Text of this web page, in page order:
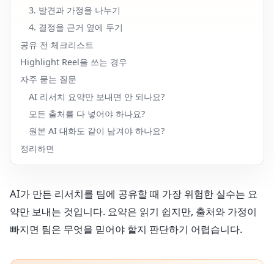
3. 발견과 가정을 나누기
4. 결정을 근거 옆에 두기
공유 전 체크리스트
Highlight Reel을 쓰는 경우
자주 묻는 질문
AI 리서치 요약만 보내면 안 되나요?
모든 출처를 다 넣어야 하나요?
원본 AI 대화도 같이 남겨야 하나요?
정리하면
AI가 만든 리서치를 팀에 공유할 때 가장 위험한 실수는 요
약만 보내는 것입니다. 요약은 읽기 쉽지만, 출처와 가정이
빠지면 팀은 무엇을 믿어야 할지 판단하기 어렵습니다.